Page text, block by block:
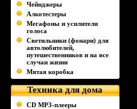
Чейнджеры
Алкотестеры
Мегафоны и усилители
голоса
Светильники (фонари) для
автолюбителей,
путешественников и на все
случаи жизни
Мятая коробка
Техника для дома
CD MP3-плееры